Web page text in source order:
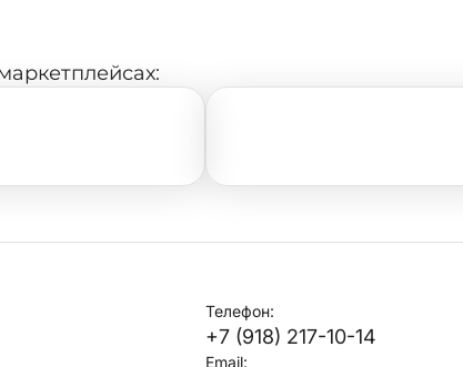
Телефон:
+7 (918) 217-10-14
Email: